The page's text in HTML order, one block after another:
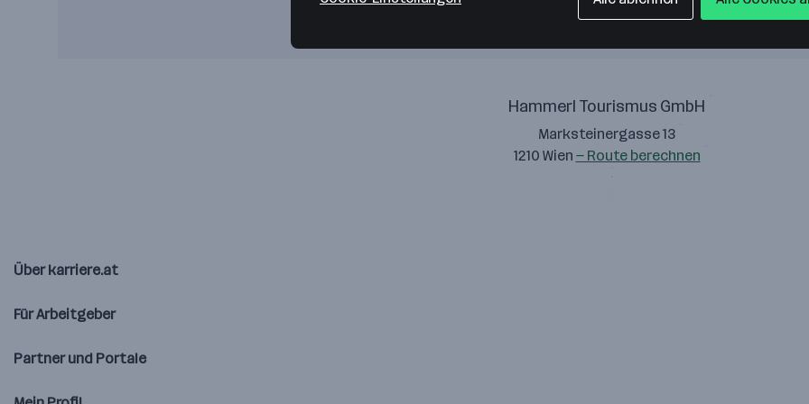
Hammerl Tourismus GmbH
Marksteinergasse 13
1210 Wien — Route berechnen
Über karriere.at
Für Arbeitgeber
Partner und Portale